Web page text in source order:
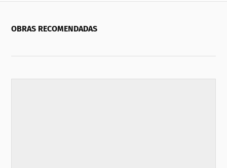
OBRAS RECOMENDADAS